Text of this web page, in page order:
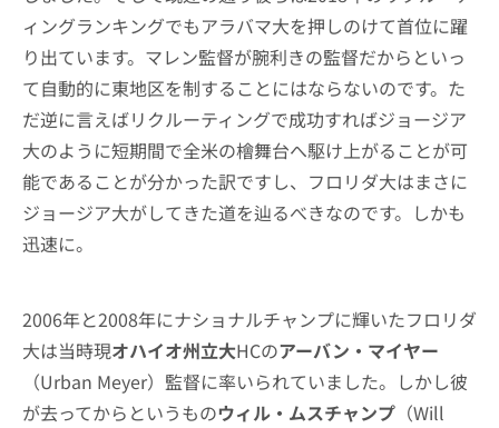
ィングランキングでもアラバマ大を押しのけて首位に躍
り出ています。マレン監督が腕利きの監督だからといっ
て自動的に東地区を制することにはならないのです。た
だ逆に言えばリクルーティングで成功すればジョージア
大のように短期間で全米の檜舞台へ駆け上がることが可
能であることが分かった訳ですし、フロリダ大はまさに
ジョージア大がしてきた道を辿るべきなのです。しかも
迅速に。
2006年と2008年にナショナルチャンプに輝いたフロリダ
大は当時現オハイオ州立大HCのアーバン・マイヤー
（Urban Meyer）監督に率いられていました。しかし彼
が去ってからというものウィル・ムスチャンプ （Will